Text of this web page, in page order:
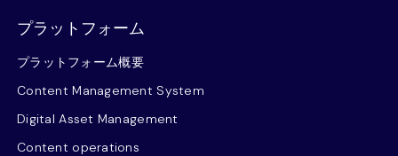
プラットフォーム
プラットフォーム概要
Content Management System
Digital Asset Management
Content operations